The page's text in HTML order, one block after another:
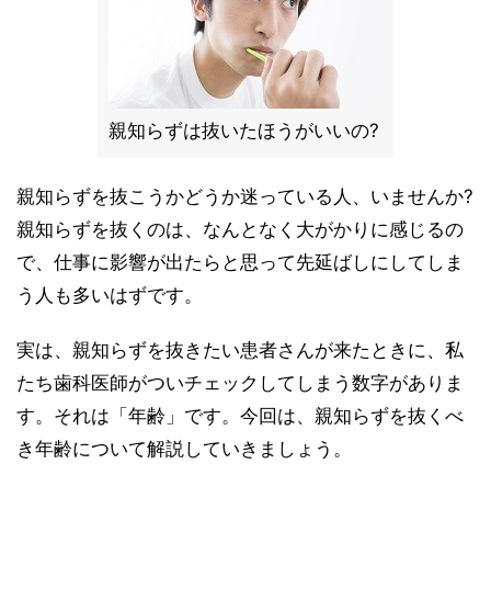
親知らずは抜いたほうがいいの?
親知らずを抜こうかどうか迷っている人、いませんか?
親知らずを抜くのは、なんとなく大がかりに感じるの
で、仕事に影響が出たらと思って先延ばしにしてしま
う人も多いはずです。
実は、親知らずを抜きたい患者さんが来たときに、私
たち歯科医師がついチェックしてしまう数字がありま
す。それは「年齢」です。今回は、親知らずを抜くべ
き年齢について解説していきましょう。